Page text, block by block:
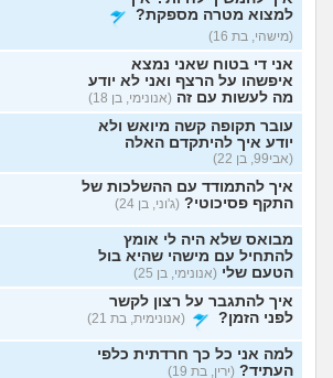
למצוא מטרה מספקת?
(מישהי, בת 16)
אני די בטוח שאני נמצא
איפשהו על הרצף ואני לא יודע
מה לעשות עם זה (אנונימי, בן 18)
עובר תקופה קשה מיואש ולא
יודע איך להיתקדם האלה
(אבי99, בן 22)
איך להתמודד עם ההשלכות של
התקף פסיכוטי? (ג'וני, בן 24)
מבואס שלא היה לי אומץ
להתחיל עם מישהי שהיא בול
הטעם שלי (אנונימי, בן 25)
איך להתגבר על רצון לקשר
לפני הזמן?
(אנונימית, בת 21)
למה אני כל כך חרדתית כלפי
העתיד? (ירין, בת 19)